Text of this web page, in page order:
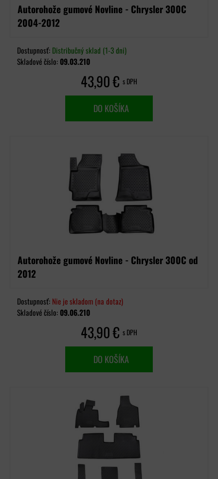
Autorohože gumové Novline - Chrysler 300C
2004-2012
Dostupnosť: Distribučný sklad (1-3 dni)
Skladové číslo: 09.03.210
43,90 € s DPH
DO KOŠÍKA
Autorohože gumové Novline - Chrysler 300C od
2012
Dostupnosť: Nie je skladom (na dotaz)
Skladové číslo: 09.06.210
43,90 € s DPH
DO KOŠÍKA